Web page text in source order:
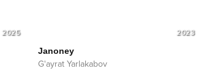
2025 2023
Janoney
G'ayrat Yarlakabov